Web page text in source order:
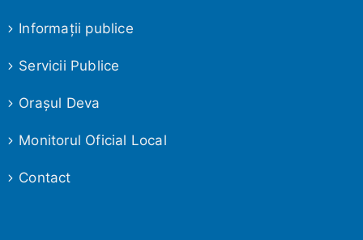
Informaţii publice
Servicii Publice
Oraşul Deva
Monitorul Oficial Local
Contact